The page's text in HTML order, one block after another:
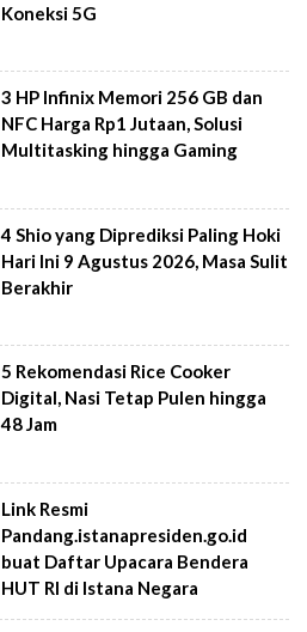
Koneksi 5G
3 HP Infinix Memori 256 GB dan
NFC Harga Rp1 Jutaan, Solusi
Multitasking hingga Gaming
4 Shio yang Diprediksi Paling Hoki
Hari Ini 9 Agustus 2026, Masa Sulit
Berakhir
5 Rekomendasi Rice Cooker
Digital, Nasi Tetap Pulen hingga
48 Jam
Link Resmi
Pandang.istanapresiden.go.id
buat Daftar Upacara Bendera
HUT RI di Istana Negara